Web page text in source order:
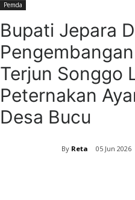
Pemda
Bupati Jepara
Terjun Songgo
Peternakan
Desa Bucu
By Reta 05 Jun 2026